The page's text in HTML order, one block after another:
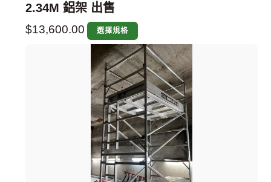
2.34M 鋁架 出售
$13,600.00 選擇規格